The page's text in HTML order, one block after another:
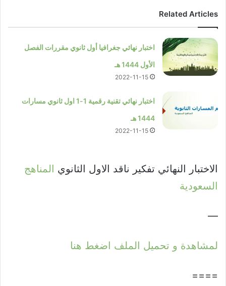
Related Articles
اختبار نهائي جغرافيا أول ثانوي مقررات الفصل
الأول 1444 هـ
2022-11-15
اختبار نهائي تقنية رقمية 1-1 اول ثانوي مسارات
1444 هـ
2022-11-15
الاختبار النهائي تفكير ناقد الاول الثانوي المناهج
السعودية
—
لمشاهدة و تحميل الملف اضغط هنا
====